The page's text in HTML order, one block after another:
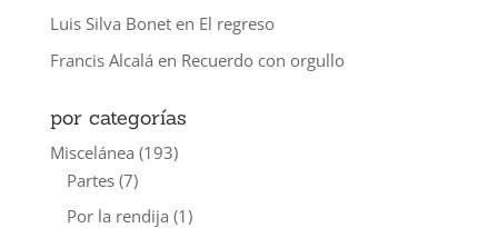
Luis Silva Boneten El regreso
Francis Alcalá en Recuerdo con orgullo
por categorías
Miscelánea (193)
Partes(7)
Por la rendija (1)